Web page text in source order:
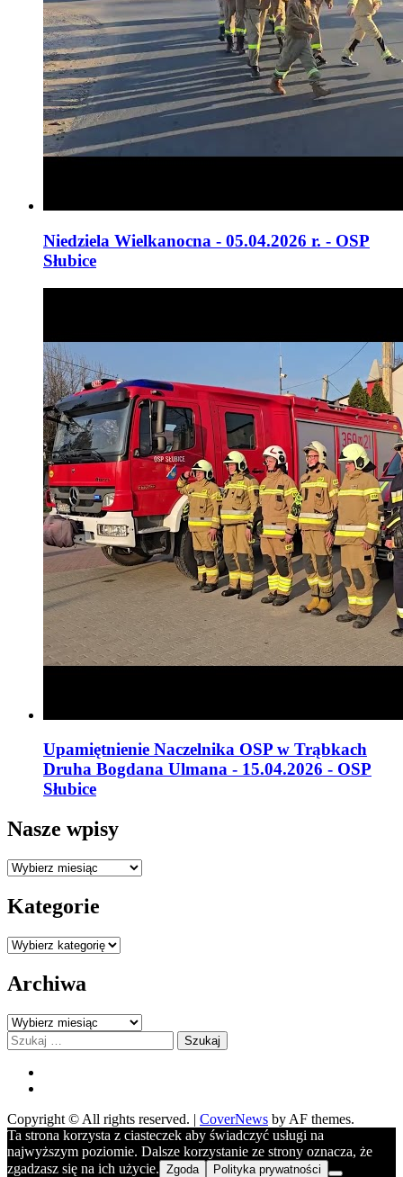
Niedziela Wielkanocna - 05.04.2026 r. - OSP
Słubice
Upamiętnienie Naczelnika OSP w Trąbkach
Druha Bogdana Ulmana - 15.04.2026 - OSP
Słubice
Nasze wpisy
Nasze
Kategorie
Kategorie
Archiwa
Archiwa
Szukaj:
Copyright © All rights reserved. | CoverNews by AF themes.
Ta strona korzysta z ciasteczek aby świadczyć usługi na
najwyższym poziomie. Dalsze korzystanie ze strony oznacza, że
zgadzasz się na ich użycie. Zgoda Polityka prywatności